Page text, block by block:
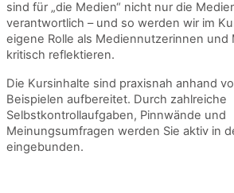
sind für „die Medien“ nicht nur die
verantwortlich – und so werden wir im
eigene Rolle als Mediennutzerinnen und
kritisch reflektieren.
Die Kursinhalte sind praxisnah anhand
Beispielen aufbereitet. Durch zahlreiche
Selbstkontrollaufgaben, Pinnwände und
Meinungsumfragen werden Sie aktiv in
eingebunden.